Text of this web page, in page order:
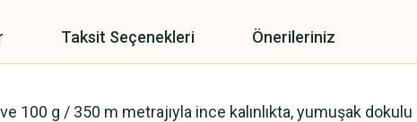
Taksit Seçenekleri Önerileriniz
100 g / 350 m metrajıyla ince kalınlıkta, yumuşak